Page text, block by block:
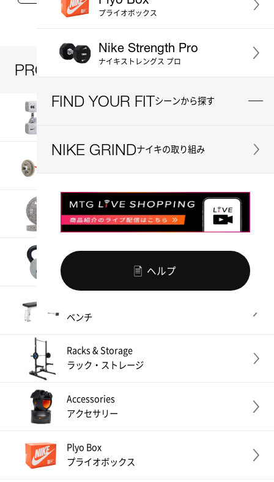
プライオボックス
Nike Strength Pro
ナイキストレングス プロ
FIND YOUR FITシーンから探す
NIKE GRINDナイキの取り組み
ヘルプ
PRODUCTS
Dumbbells
Barbells
バーベル
Plates
プレート
Kettlebells
ベンチ
Racks & Storage
ラック・ストレージ
Accessories
アクセサリー
Plyo Box
プライオボックス